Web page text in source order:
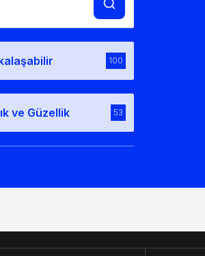
100
ve Güzellik 53